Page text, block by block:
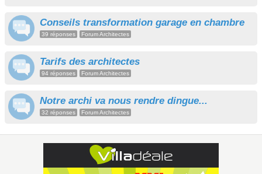
Conseils transformation garage en chambre
39 réponses Forum Architectes
Tarifs des architectes
94 réponses Forum Architectes
Notre archi va nous rendre dingue...
32 réponses Forum Architectes